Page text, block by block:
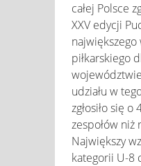
całej Polsce
XXV edycji
piłkarskiego
udziału w
zgłosiło się
zespołów niż
Największy
kategorii U-8